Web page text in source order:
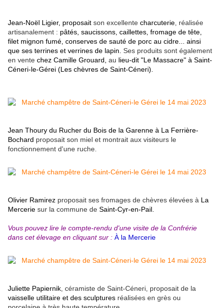
Jean-Noël Ligier, proposait son excellente charcuterie , réalisée
artisanalement : pâtés, saucissons, caillettes, fromage de tête,
filet mignon fumé, conserves de sauté de porc au cidre... ainsi
que ses terrines et verrines de lapin. Ses produits sont également
en vente chez Camille Grouard, au lieu-dit "Le Massacre" à Saint-
Céneri-le-Gérei (Les chèvres de Saint-Céneri).
Jean Thoury du Rucher du Bois de la Garenne à La Ferrière-
Bochard proposait son miel et montrait aux visiteurs le
fonctionnement d'une ruche.
Olivier Ramirez proposait ses fromages de chèvres élevées à La
Mercerie sur la commune de Saint-Cyr-en-Pail.
Vous pouvez lire le compte-rendu d'une visite de la Confrérie
dans cet élevage en cliquant sur : À la Mercerie
Juliette Papiernik , céramiste de Saint-Céneri, proposait de la
vaisselle utilitaire et des sculptures réalisées en grès ou